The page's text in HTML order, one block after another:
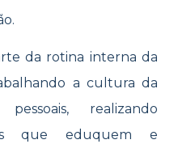
da rotina interna da
a cultura da
realizando
que eduquem e